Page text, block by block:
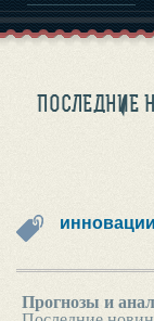
ПОСЛЕДНИЕ
Прогнозы и